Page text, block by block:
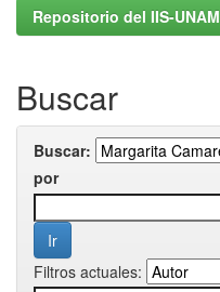
Repositorio del IIS-UNAM
Buscar
Buscar:
por
Filtros actuales: